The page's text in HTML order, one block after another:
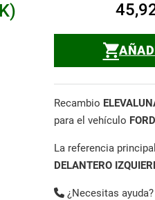
Recambio
para el vehículo
La referencia
DELANTERO
¿Necesitas ayuda?